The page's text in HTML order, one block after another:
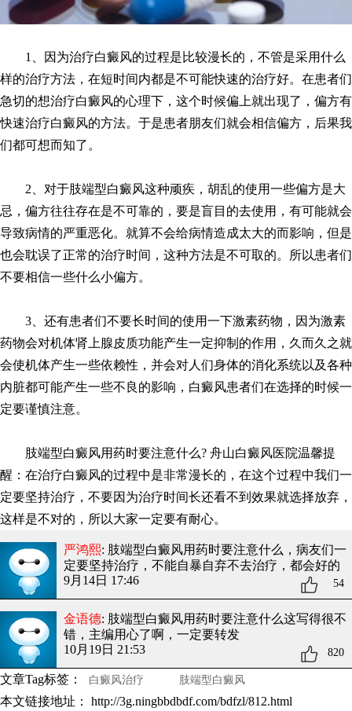
1、因为治疗白癜风的过程是比较漫长的，不管是采用什么
样的治疗方法，在短时间内都是不可能快速的治疗好。在患者们
急切的想治疗白癜风的心理下，这个时候偏上就出现了，偏方有
快速治疗白癜风的方法。于是患者朋友们就会相信偏方，后果我
们都可想而知了。
2、对于肢端型白癜风这种顽疾，胡乱的使用一些偏方是大
忌，偏方往往存在是不可靠的，要是盲目的去使用，有可能就会
导致病情的严重恶化。就算不会给病情造成太大的而影响，但是
也会耽误了正常的治疗时间，这种方法是不可取的。所以患者们
不要相信一些什么小偏方。
3、还有患者们不要长时间的使用一下激素药物，因为激素
药物会对机体肾上腺皮质功能产生一定抑制的作用，久而久之就
会使机体产生一些依赖性，并会对人们身体的消化系统以及各种
内脏都可能产生一些不良的影响，白癜风患者们在选择的时候一
定要谨慎注意。
肢端型白癜风用药时要注意什么? 舟山白癜风医院温馨提
醒：在治疗白癜风的过程中是非常漫长的，在这个过程中我们一
定要坚持治疗，不要因为治疗时间长还看不到效果就选择放弃，
这样是不对的，所以大家一定要有耐心。
严鸿熙: 肢端型白癜风用药时要注意什么 ，病友们一
定要坚持治疗，不能自暴自弃不去治疗，都会好的
9月14日 17:46
54
金语德: 肢端型白癜风用药时要注意什么这写得很不
错，主编用心了啊，一定要转发
10月19日 21:53
820
文章Tag标签： 白癜风治疗 肢端型白癜风
本文链接地址： http://3g.ningbbdbdf.com/bdfzl/812.html